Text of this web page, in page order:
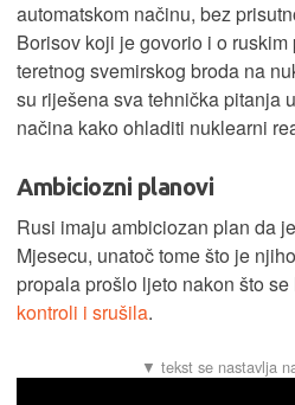
automatskom načinu, bez
Borisov koji je govorio i o
teretnog svemirskog broda na
su riješena sva tehnička pitanja
načina kako ohladiti nuklearni
Ambiciozni planovi
Rusi imaju ambiciozan plan da
Mjesecu, unatoč tome što je
propala prošlo ljeto nakon što
kontroli i srušila.